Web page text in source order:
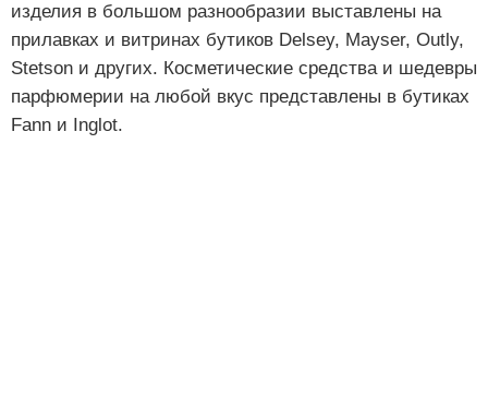
изделия в большом разнообразии выставлены на
прилавках и витринах бутиков Delsey, Mayser, Outly,
Stetson и других. Косметические средства и шедевры
парфюмерии на любой вкус представлены в бутиках
Fann и Inglot.